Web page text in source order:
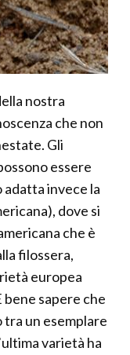
nostra
che non
Gli
essere
invece la
dove si
che è
filossera,
europea
bene sapere che
tra un esemplare
varietà ha